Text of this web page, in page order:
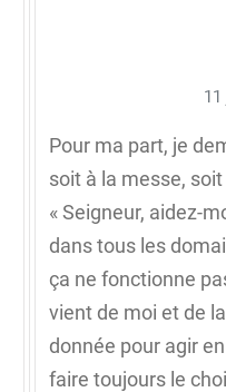
Pour ma part, je
soit à la messe,
« Seigneur, aidez-
dans tous les
ça ne fonctionne
vient de moi et de
donnée pour agir
faire toujours le